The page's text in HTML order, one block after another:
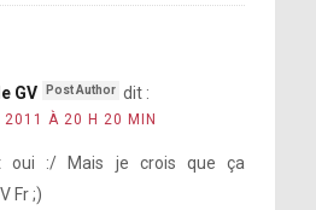
GV dit :
2011 À 20 H 20 MIN
oui :/ Mais je crois que ça
Fr ;)